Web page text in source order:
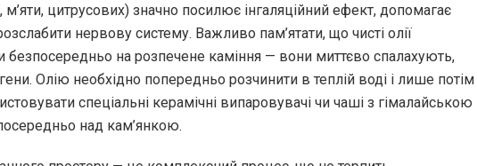
м’яти, цитрусових) значно посилює інгаляційний ефект, допомагає
нервову систему. Важливо пам’ятати, що чисті олії
безпосередньо на розпечене каміння — вони миттєво спалахують,
Олію необхідно попередньо розчинити в теплій воді і лише потім
спеціальні керамічні випаровувачі чи чаші з гімалайською
над кам’янкою.